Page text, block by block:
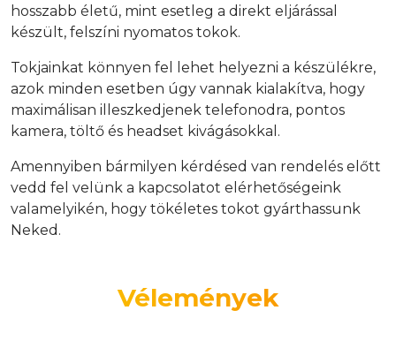
hosszabb életű, mint esetleg a direkt eljárással
készült, felszíni nyomatos tokok.
Tokjainkat könnyen fel lehet helyezni a készülékre,
azok minden esetben úgy vannak kialakítva, hogy
maximálisan illeszkedjenek telefonodra, pontos
kamera, töltő és headset kivágásokkal.
Amennyiben bármilyen kérdésed van rendelés előtt
vedd fel velünk a kapcsolatot elérhetőségeink
valamelyikén, hogy tökéletes tokot gyárthassunk
Neked.
Vélemények